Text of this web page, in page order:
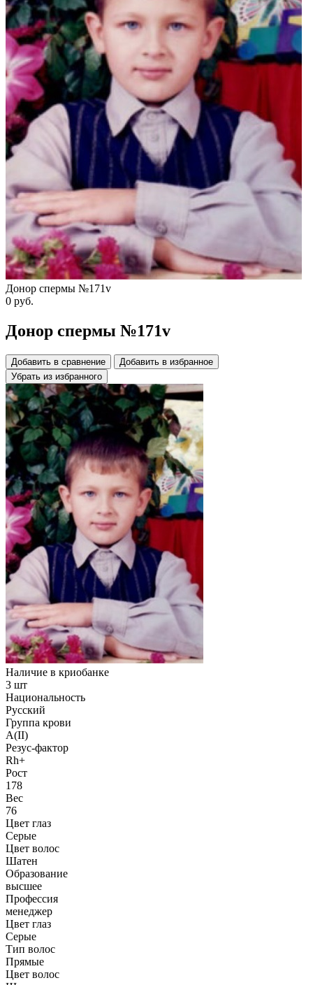
Донор спермы №171v
0 руб.
Донор спермы №171v
Добавить в сравнение
Добавить в избранное
Убрать из избранного
Наличие в криобанке
3 шт
Национальность
Русский
Группа крови
A(II)
Резус-фактор
Rh+
Рост
178
Вес
76
Цвет глаз
Серые
Цвет волос
Шатен
Образование
высшее
Профессия
менеджер
Цвет глаз
Серые
Тип волос
Прямые
Цвет волос